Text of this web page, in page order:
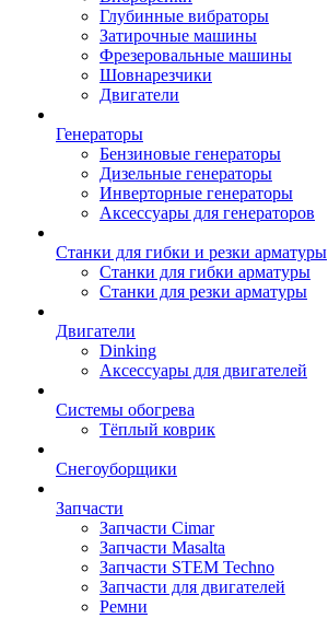
Глубинные вибраторы
Затирочные машины
Фрезеровальные машины
Шовнарезчики
Двигатели
Генераторы
Бензиновые генераторы
Дизельные генераторы
Инверторные генераторы
Аксессуары для генераторов
Станки для гибки и резки арматуры
Станки для гибки арматуры
Станки для резки арматуры
Двигатели
Dinking
Аксессуары для двигателей
Системы обогрева
Тёплый коврик
Снегоуборщики
Запчасти
Запчасти Cimar
Запчасти Masalta
Запчасти STEM Techno
Запчасти для двигателей
Ремни